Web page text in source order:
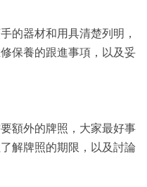
的器材和用具清楚列明，
保養的跟進事項，以及妥
額外的牌照，大家最好事
解牌照的期限，以及討論